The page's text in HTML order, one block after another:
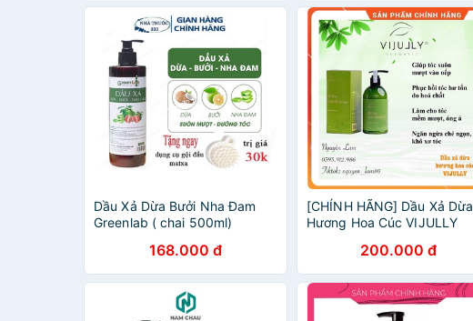
Dầu Xả Dừa Bưởi Nha Đam
Greenlab ( chai 500ml)
168.000 đ
[CHÍNH HÃNG] Dầu Xả Dừa
Hương Hoa Cúc VIJULLY
200.000 đ